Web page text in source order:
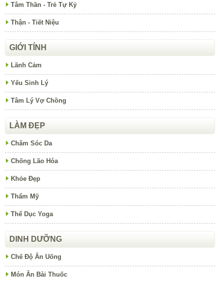
Tâm Thần - Trẻ Tự Kỷ
Thận - Tiết Niệu
GIỚI TÍNH
Lãnh Cảm
Yếu Sinh Lý
Tâm Lý Vợ Chồng
LÀM ĐẸP
Chăm Sóc Da
Chống Lão Hóa
Khỏe Đẹp
Thẩm Mỹ
Thể Dục Yoga
DINH DƯỠNG
Chế Độ Ăn Uống
Món Ăn Bài Thuốc